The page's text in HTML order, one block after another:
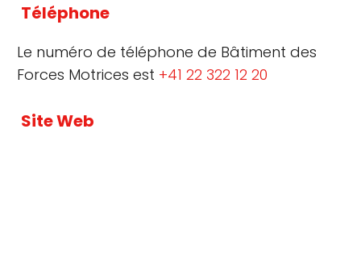
Téléphone
Le numéro de téléphone de Bâtiment des
Forces Motrices est +41 22 322 12 20
Site Web